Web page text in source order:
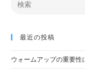
最近の投稿
ウォームアップの重要性